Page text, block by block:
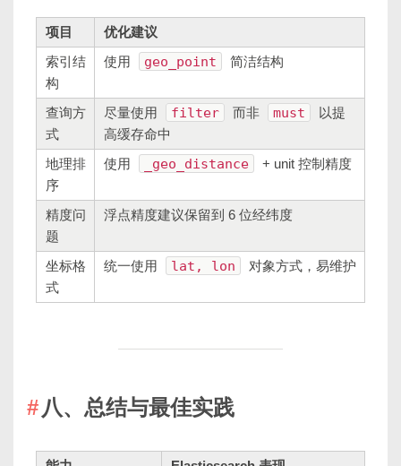
项目
优化建议
索引结
构
使用 geo_point 简洁结构
查询方
式
尽量使用 filter 而非 must
以提
高缓存命中
地理排
序
使用 _geo_distance + unit 控制精度
精度问
题
浮点精度建议保留到 6 位经纬度
坐标格
式
统一使用 lat, lon 对象方式，易维护
八、总结与最佳实践